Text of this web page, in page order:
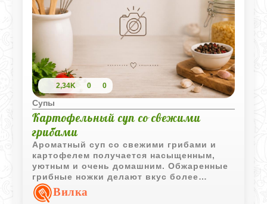
2,34K 0 0
Супы
Картофельный суп со свежими
грибами
Ароматный суп со свежими грибами и
картофелем получается насыщенным,
уютным и очень домашним. Обжаренные
грибные ножки делают вкус более
глубоким, а свежая зелень добавляет
приятную свежесть.
Вилка